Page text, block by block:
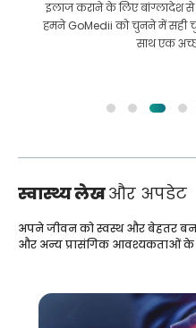
इलाज कराने के लिए बांग्लादेश से
हमने GoMedii को चुनने में सही
साथ एक
स्वास्थ्य लेखऔर अपडेट
अपने जीवन को स्वस्थ और बेहतर
और अन्य प्रासंगिक आवश्यकताओं के